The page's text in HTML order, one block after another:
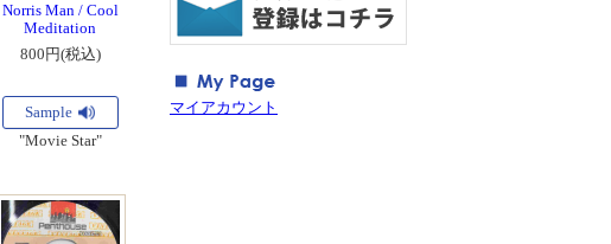
Norris Man / Cool
Meditation
800円(税込)
Sample
"Movie Star"
マイアカウント